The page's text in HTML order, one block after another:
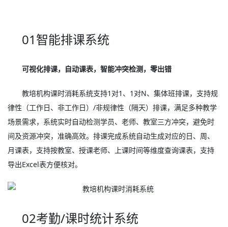
01智能排课系统
可视化排课，自动课表，智能冲突检测，零出错
教培机构课时消耗系统支持1对1、1对N、集体班排课，支持规
律性（工作日、非工作日）/非规律性（隔天）排课，满足多种教学
场景需求，系统实时自动检测学员、老师、教室三方冲突，避免时
间及资源冲突，准确高效。排课完成系统自动生成对应的日、周、
月课表，支持按教室、授课老师、上课时间等维度查询课表，支持
导出Excel表方便核对。
02考勤/课时统计系统